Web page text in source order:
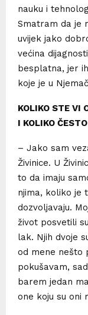
nauku i
Smatram da je
uvijek jako
većina
besplatna, jer
koje je u
KOLIKO STE VI
I KOLIKO
– Jako sam
Živinice. U
to da imaju
njima, koliko je
dozvoljavaju.
život posvetili
lak. Njih dvoje
od mene nešto
pokušavam,
barem jedan
one koju su oni